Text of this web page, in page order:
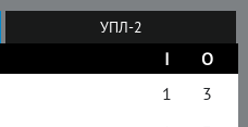
УПЛ-2
І
О
1
3